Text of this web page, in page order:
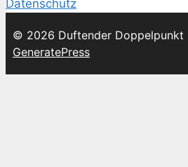
Datenschutz
© 2026 Duftender Doppelpunkt
GeneratePress